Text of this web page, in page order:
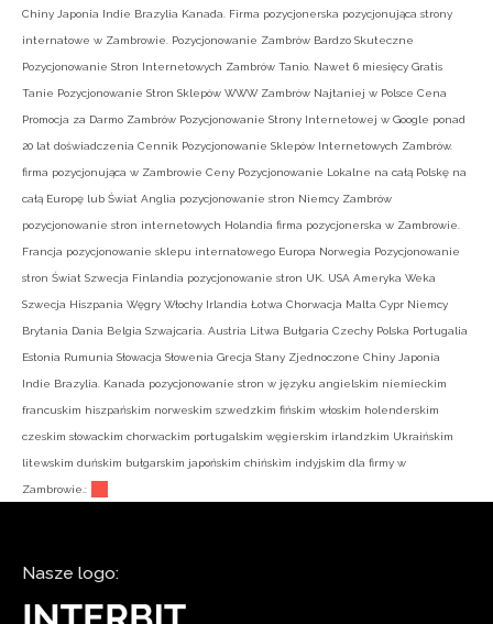
Chiny Japonia Indie Brazylia Kanada. Firma pozycjonerska pozycjonująca strony
internatowe w Zambrowie. Pozycjonowanie Zambrów Bardzo Skuteczne
Pozycjonowanie Stron Internetowych Zambrów Tanio. Nawet 6 miesięcy Gratis
Tanie Pozycjonowanie Stron Sklepów WWW Zambrów Najtaniej w Polsce Cena
Promocja za Darmo Zambrów Pozycjonowanie Strony Internetowej w Google ponad
20 lat doświadczenia Cennik Pozycjonowanie Sklepów Internetowych Zambrów.
firma pozycjonująca w Zambrowie Ceny Pozycjonowanie Lokalne na całą Polskę na
całą Europę lub Świat Anglia pozycjonowanie stron Niemcy Zambrów
pozycjonowanie stron internetowych Holandia firma pozycjonerska w Zambrowie.
Francja pozycjonowanie sklepu internatowego Europa Norwegia Pozycjonowanie
stron Świat Szwecja Finlandia pozycjonowanie stron UK. USA Ameryka Weka
Szwecja Hiszpania Węgry Włochy Irlandia Łotwa Chorwacja Malta Cypr Niemcy
Brytania Dania Belgia Szwajcaria. Austria Litwa Bułgaria Czechy Polska Portugalia
Estonia Rumunia Słowacja Słowenia Grecja Stany Zjednoczone Chiny Japonia
Indie Brazylia. Kanada pozycjonowanie stron w języku angielskim niemieckim
francuskim hiszpańskim norweskim szwedzkim fińskim włoskim holenderskim
czeskim słowackim chorwackim portugalskim węgierskim irlandzkim Ukraińskim
litewskim duńskim bułgarskim japońskim chińskim indyjskim dla firmy w
Zambrowie.:
Nasze logo: